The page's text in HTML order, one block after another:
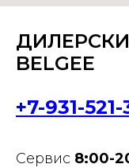
BELGEE
+7-931-
Сервис 8:00-